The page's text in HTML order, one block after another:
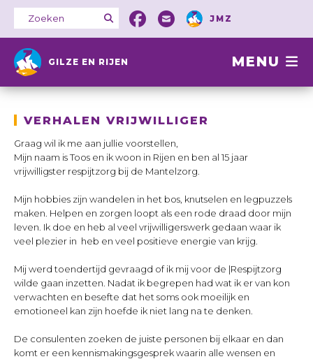
JMZ
GILZE EN RIJEN MENU
VERHALEN VRIJWILLIGER
Graag wil ik me aan jullie voorstellen,
Mijn naam is Toos en ik woon in Rijen en ben al 15 jaar
vrijwilligster respijtzorg bij de Mantelzorg.
Mijn hobbies zijn wandelen in het bos, knutselen en legpuzzels
maken. Helpen en zorgen loopt als een rode draad door mijn
leven. Ik doe en heb al veel vrijwilligerswerk gedaan waar ik
veel plezier in heb en veel positieve energie van krijg.
Mij werd toendertijd gevraagd of ik mij voor de |Respijtzorg
wilde gaan inzetten. Nadat ik begrepen had wat ik er van kon
verwachten en besefte dat het soms ook moeilijk en
emotioneel kan zijn hoefde ik niet lang na te denken.
De consulenten zoeken de juiste personen bij elkaar en dan
komt er een kennismakingsgesprek waarin alle wensen en